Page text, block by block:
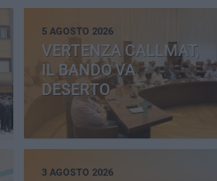
5 AGOSTO 2026
VERTENZA CALLMAT,
IL BANDO VA
DESERTO
3 AGOSTO 2026